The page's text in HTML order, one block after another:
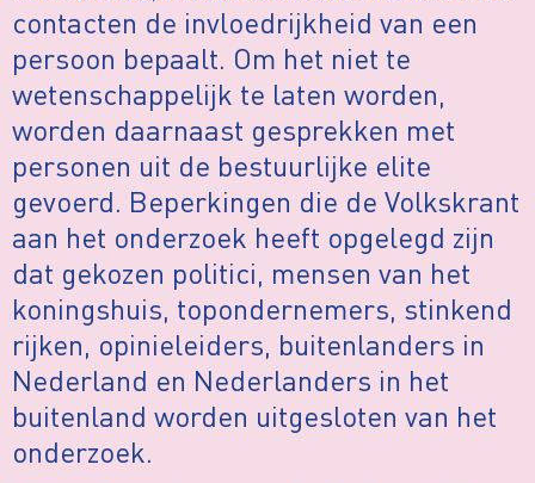
contacten de invloedrijkheid van een
persoon bepaalt. Om het niet te
wetenschappelijk te laten worden,
worden daarnaast gesprekken met
personen uit de bestuurlijke elite
gevoerd. Beperkingen die de Volkskrant
aan het onderzoek heeft opgelegd zijn
dat gekozen politici, mensen van het
koningshuis, topondernemers, stinkend
rijken, opinieleiders, buitenlanders in
Nederland en Nederlanders in het
buitenland worden uitgesloten van het
onderzoek.